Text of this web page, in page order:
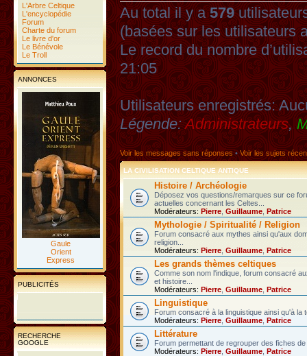
L'Arbre Celtique
L'encyclopédie
Forum
Charte du forum
Le livre d'or
Le Bénévole
Le Troll
ANNONCES
Gaule
Orient
Express
PUBLICITÉS
RECHERCHE
GOOGLE
Au total il y a579
(basées sur les utilisateurs
Le record du nombre
21:05
Utilisateurs enregistrés:
Légende:Administrateurs,
Voir les messages sans réponses•Voir les sujets
LA CIVILISATION CELTIQUE ANTIQUE
Histoire / Archéologie
Déposez vos questions/remarques sur ce
actuelles concernant les Celtes...
Modérateurs: Pierre Guillaume Patrice
Mythologie / Spiritualité / Religion
Forum consacré aux mythes ainsi qu'aux
religion...
Modérateurs: Pierre Guillaume Patrice
Les grands thèmes celtiques
Comme son nom l'indique, forum consacré
et histoire...
Modérateurs: Pierre Guillaume Patrice
Linguistique
Forum consacré à la linguistique ainsi qu'à la
Modérateurs: Pierre Guillaume Patrice
Littérature
Forum permettant de regrouper des fiches
Modérateurs: Pierre Guillaume Patrice